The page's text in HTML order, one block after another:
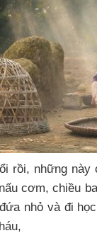
rồi, những
cơm, chiều
nhỏ và đi